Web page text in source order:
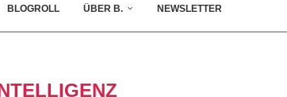
BLOGROLL ÜBER B. NEWSLETTER